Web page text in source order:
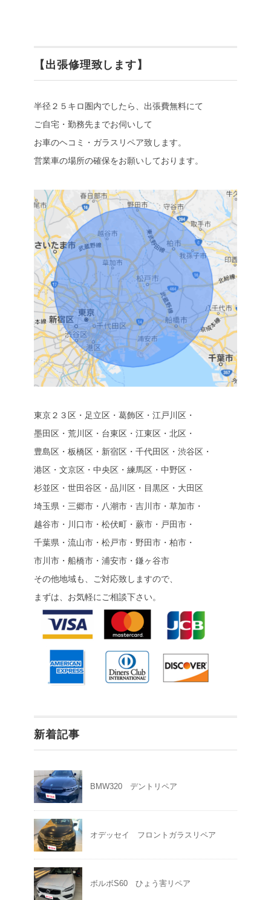
【出張修理致します】
半径２５キロ圏内でしたら、出張費無料にて
ご自宅・勤務先までお伺いして
お車のヘコミ・ガラスリペア致します。
営業車の場所の確保をお願いしております。
東京２３区・足立区・葛飾区・江戸川区・
墨田区・荒川区・台東区・江東区・北区・
豊島区・板橋区・新宿区・千代田区・渋谷区・
港区・文京区・中央区・練馬区・中野区・
杉並区・世田谷区・品川区・目黒区・大田区
埼玉県・三郷市・八潮市・吉川市・草加市・
越谷市・川口市・松伏町・蕨市・戸田市・
千葉県・流山市・松戸市・野田市・柏市・
市川市・船橋市・浦安市・鎌ヶ谷市
その他地域も、ご対応致しますので、
まずは、お気軽にご相談下さい。
新着記事
BMW320 デントリペア
オデッセイ フロントガラスリペア
ボルボS60 ひょう害リペア